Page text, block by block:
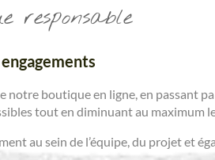
responsable
notre boutique en ligne, en passant
tout en diminuant au maximum
au sein de l’équipe, du projet et